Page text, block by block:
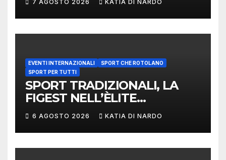
7 AGOSTO 2026 KATIA DI NARDO
EVENTI INTERNAZIONALI
SPORT CHE ROTOLANO
SPORT PER TUTTI
SPORT TRADIZIONALI, LA
FIGEST NELL’ÈLITE
MONDIALE: LA
DELEGAZIONE ITALIANA
PROTAGONISTA AL
CONVEGNO TAFISA A
6 AGOSTO 2026 KATIA DI NARDO